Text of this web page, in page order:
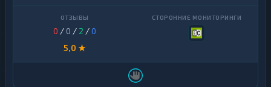
0 / 0 / 2 /0
5,0 ★